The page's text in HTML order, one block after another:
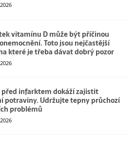
vitamínu D může být příčinou
Toto jsou nejčastější
které je třeba dávat dobrý pozor
před infarktem dokáží zajistit
potraviny. Udržujte tepny průchozí
problémů